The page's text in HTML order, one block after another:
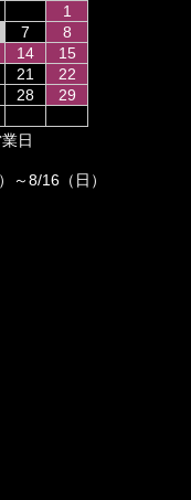
1
7
8
14
15
21
22
28
29
日
～8/16（日）